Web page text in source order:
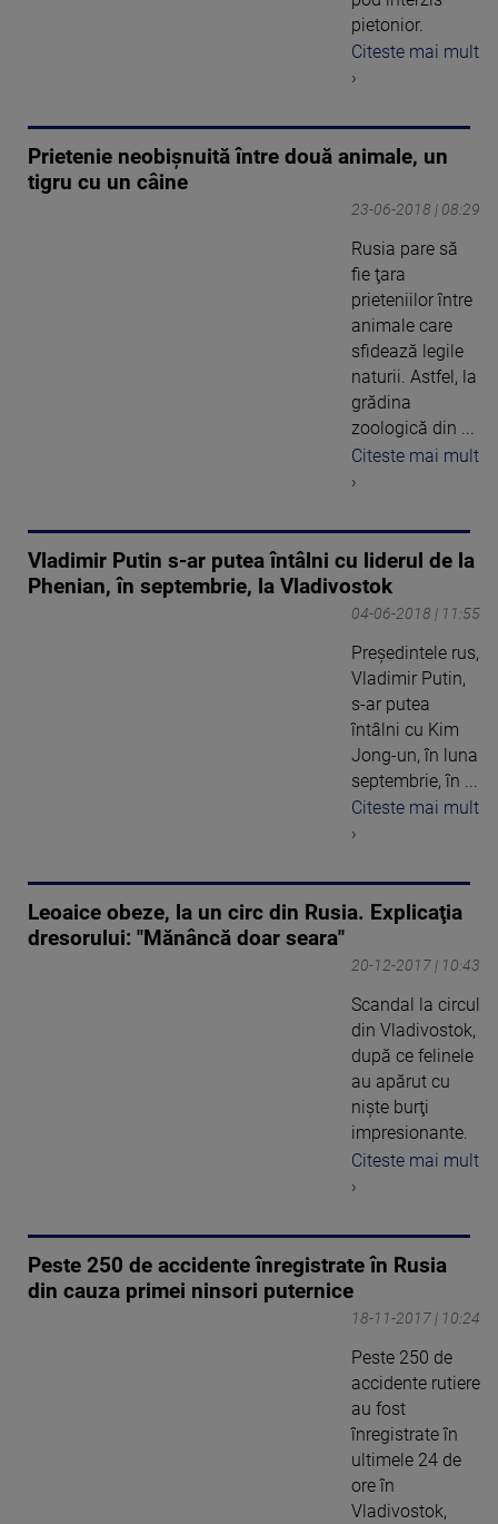
pietonior.
Citeste mai mult
›
Prietenie neobișnuită între două animale, un
tigru cu un câine
23-06-2018 | 08:29
Rusia pare să
fie ţara
prieteniilor între
animale care
sfidează legile
naturii. Astfel, la
grădina
zoologică din ...
Citeste mai mult
›
Vladimir Putin s-ar putea întâlni cu liderul de la
Phenian, în septembrie, la Vladivostok
04-06-2018 | 11:55
Președintele rus,
Vladimir Putin,
s-ar putea
întâlni cu Kim
Jong-un, în luna
septembrie, în ...
Citeste mai mult
›
Leoaice obeze, la un circ din Rusia. Explicaţia
dresorului: "Mănâncă doar seara"
20-12-2017 | 10:43
Scandal la circul
din Vladivostok,
după ce felinele
au apărut cu
nişte burţi
impresionante.
Citeste mai mult
›
Peste 250 de accidente înregistrate în Rusia
din cauza primei ninsori puternice
18-11-2017 | 10:24
Peste 250 de
accidente rutiere
au fost
înregistrate în
ultimele 24 de
ore în
Vladivostok,